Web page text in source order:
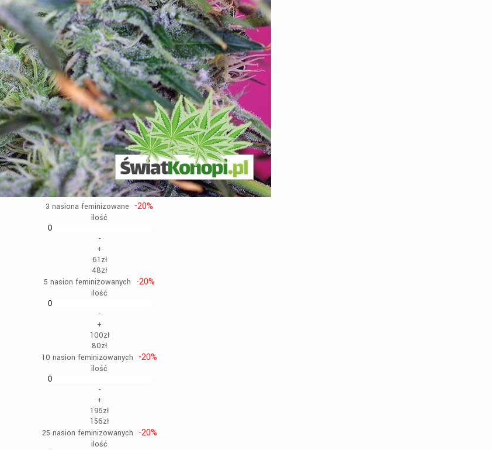
3 nasiona feminizowane -20%
ilość
-
+
61zł
48zł
5 nasion feminizowanych
-20%
ilość
-
+
100zł
80zł
10 nasion feminizowanych
-20%
ilość
-
+
195zł
156zł
25 nasion feminizowanych
-20%
ilość